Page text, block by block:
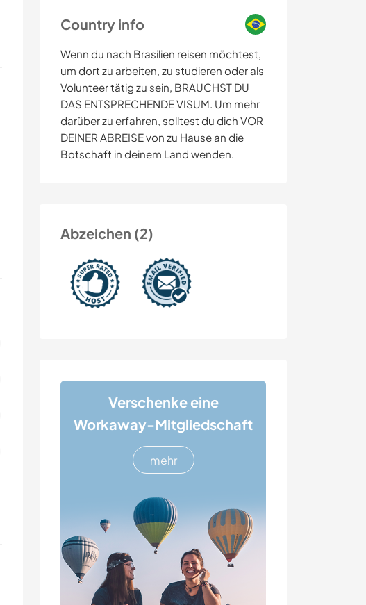
Country info
Wenn du nach Brasilien reisen möchtest,
um dort zu arbeiten, zu studieren oder als
Volunteer tätig zu sein, BRAUCHST DU
DAS ENTSPRECHENDE VISUM. Um mehr
darüber zu erfahren, solltest du dich VOR
DEINER ABREISE von zu Hause an die
Botschaft in deinem Land wenden.
Abzeichen (2)
Verschenke eine
Workaway-Mitgliedschaft
mehr